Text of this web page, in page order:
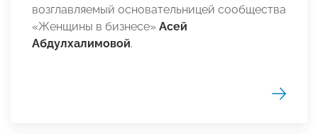
возглавляемый основательницей сообщества
«Женщины в бизнесе» Асей
Абдулхалимовой.